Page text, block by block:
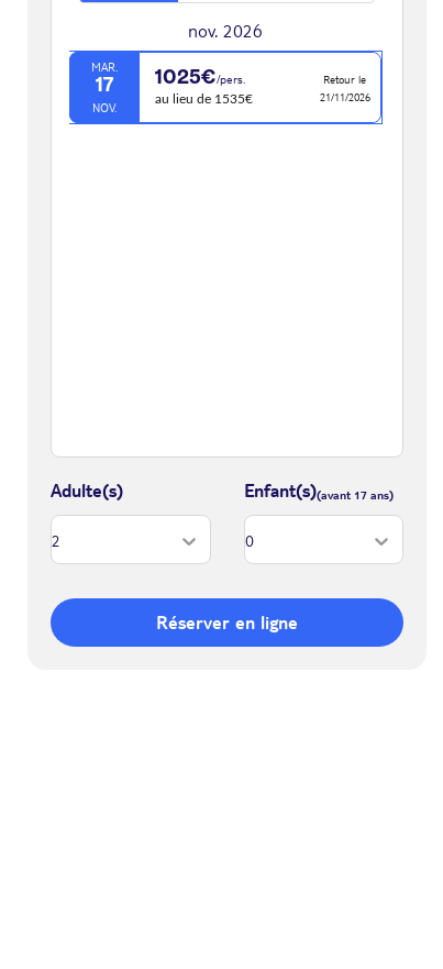
nov. 2026
MAR.
17
NOV.
1025€/pers.
au lieu de 1535€
Retour le
21/11/2026
Adulte(s) Enfant(s)
Réserver en ligne